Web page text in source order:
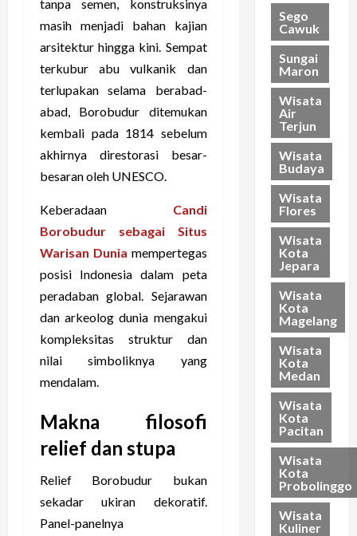
tanpa semen, konstruksinya
masih menjadi bahan kajian
arsitektur hingga kini. Sempat
terkubur abu vulkanik dan
terlupakan selama berabad-
abad, Borobudur ditemukan
kembali pada 1814 sebelum
akhirnya direstorasi besar-
besaran oleh UNESCO.
Keberadaan Candi
Borobudur sebagai Situs
Warisan Dunia mempertegas
posisi Indonesia dalam peta
peradaban global. Sejarawan
dan arkeolog dunia mengakui
kompleksitas struktur dan
nilai simboliknya yang
mendalam.
Makna filosofi
relief dan stupa
Relief Borobudur bukan
sekadar ukiran dekoratif.
Panel-panelnya
Sego
Cawuk
Sungai
Maron
Wisata
Air
Terjun
Wisata
Budaya
Wisata
Flores
Wisata
Kota
Jepara
Wisata
Kota
Magelang
Wisata
Kota
Medan
Wisata
Kota
Pacitan
Wisata
Kota
Probolinggo
Wisata
Kuliner